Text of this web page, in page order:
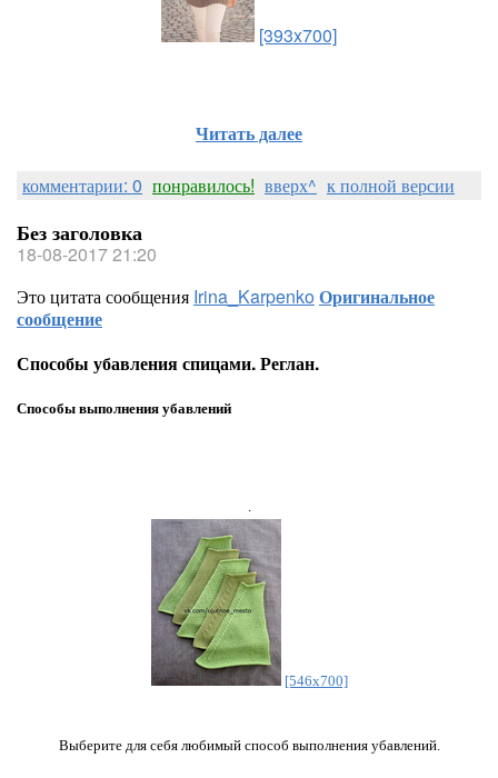
[393x700]
Читать далее
комментарии: 0 понравилось! вверх^ к полной версии
Без заголовка
18-08-2017 21:20
Это цитата сообщения Irina_KarpenkoОригинальное
сообщение
Способы убавления спицами. Реглан.
Способы выполнения убавлений
.
[546x700]
Выберите для себя любимый способ выполнения убавлений.